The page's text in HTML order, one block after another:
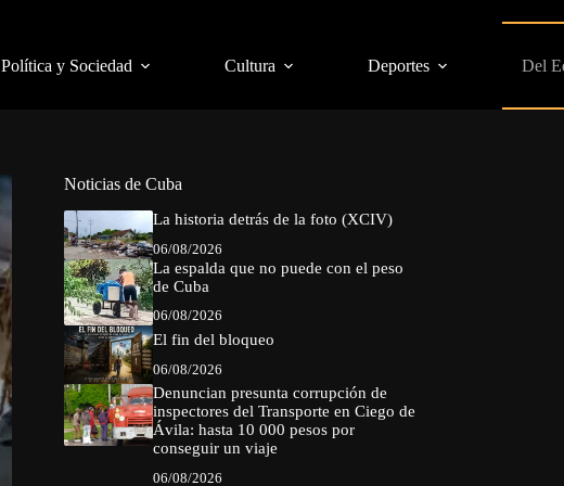
Política y Sociedad Cultura Deportes Del
Noticias de Cuba
La historia detrás de la foto (XCIV)
06/08/2026
La espalda que no puede con el peso
de Cuba
06/08/2026
El fin del bloqueo
06/08/2026
Denuncian presunta corrupción de
inspectores del Transporte en Ciego de
Ávila: hasta 10 000 pesos por
conseguir un viaje
06/08/2026